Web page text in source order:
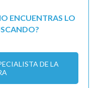
ENCUENTRAS LO
DE LA